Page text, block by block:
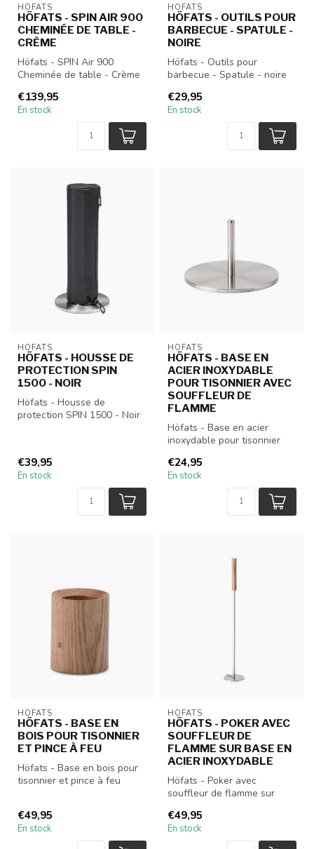
HÖFATS
HÖFATS - SPIN AIR 900
CHEMINÉE DE TABLE -
CRÈME
Höfats - SPIN Air 900
Cheminée de table - Crème
€139,95
En stock
HÖFATS
HÖFATS - OUTILS POUR
BARBECUE - SPATULE -
NOIRE
Höfats - Outils pour
barbecue - Spatule - noire
€29,95
En stock
HÖFATS
HÖFATS - HOUSSE DE
PROTECTION SPIN
1500 - NOIR
Höfats - Housse de
protection SPIN 1500 - Noir
€39,95
En stock
HÖFATS
HÖFATS - BASE EN
ACIER INOXYDABLE
POUR TISONNIER AVEC
SOUFFLEUR DE
FLAMME
Höfats - Base en acier
inoxydable pour tisonnier
€24,95
En stock
HÖFATS
HÖFATS - BASE EN
BOIS POUR TISONNIER
ET PINCE À FEU
Höfats - Base en bois pour
tisonnier et pince à feu
€49,95
En stock
HÖFATS
HÖFATS - POKER AVEC
SOUFFLEUR DE
FLAMME SUR BASE EN
ACIER INOXYDABLE
Höfats - Poker avec
souffleur de flamme sur
€49,95
En stock